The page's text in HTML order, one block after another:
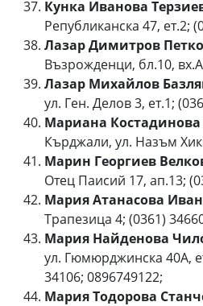
Кунка Иванова
Републиканска 47, ет.2;
Лазар Димитров
Възрожденци, бл.10,
Лазар Михайлов
ул. Ген. Делов 3, ет.1;
Мариана Костадинова
Кърджали, ул. Назъм
Марин Георгиев
Отец Паисий 17, ап.13;
Мария Атанасова
Трапезица 4; (0361)
Мария Найденова
ул. Гюмюрджинска 40А,
34106; 0896749122;
Мария Тодорова